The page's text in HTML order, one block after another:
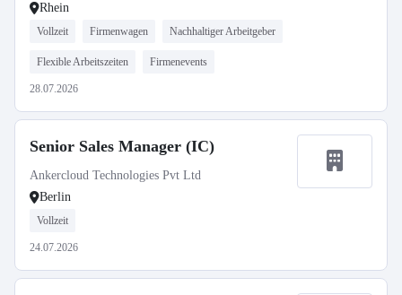
Rhein
Vollzeit Firmenwagen Nachhaltiger Arbeitgeber
Flexible Arbeitszeiten Firmenevents
28.07.2026
Senior Sales Manager (IC)
Ankercloud Technologies Pvt Ltd
Berlin
Vollzeit
24.07.2026